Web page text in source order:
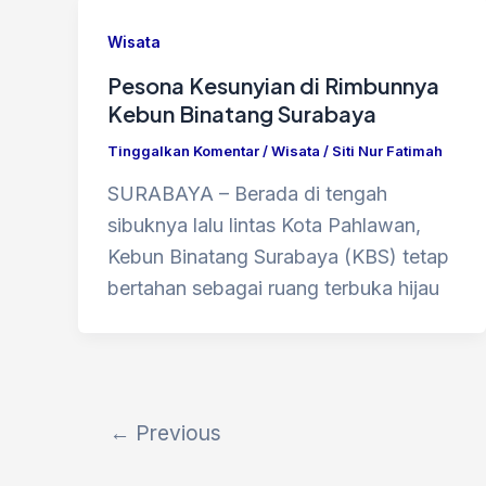
Wisata
Pesona Kesunyian di Rimbunnya
Kebun Binatang Surabaya
Tinggalkan Komentar/Wisata / Siti Nur Fatimah
SURABAYA – Berada di tengah
sibuknya lalu lintas Kota Pahlawan,
Kebun Binatang Surabaya (KBS) tetap
bertahan sebagai ruang terbuka hijau
← Previous